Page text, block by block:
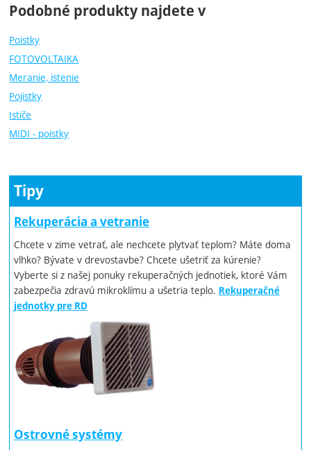
Podobné produkty najdete v
Poistky
FOTOVOLTAIKA
Meranie, istenie
Pojistky
Ističe
MIDI - poistky
Tipy
Rekuperácia a vetranie
Chcete v zime vetrať, ale nechcete plytvať teplom? Máte doma
vlhko? Bývate v drevostavbe? Chcete ušetriť za kúrenie?
Vyberte si z našej ponuky rekuperačných jednotiek, ktoré Vám
zabezpečia zdravú mikroklímu a ušetria teplo. Rekuperačné
jednotky pre RD
Ostrovné systémy